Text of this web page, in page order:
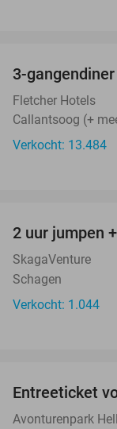
3-
Fletcher Hotels
Callantsoog (+
Verkocht: 13.484
2 uur jumpen
SkagaVenture
Schagen
Verkocht: 1.044
Entreeticket
Avonturenpark